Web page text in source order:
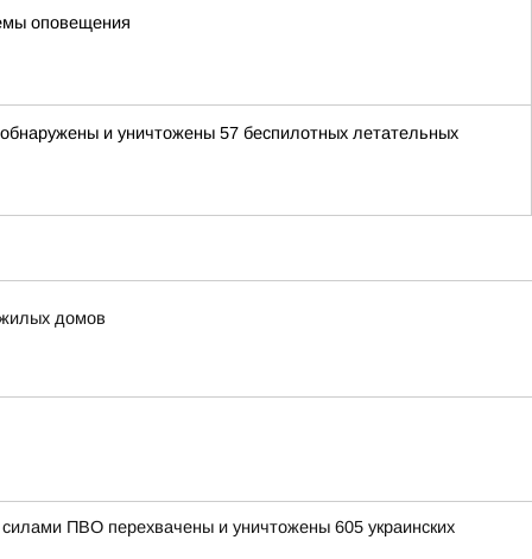
оповещения
и уничтожены 57 беспилотных летательных
домов
ПВО перехвачены и уничтожены 605 украинских